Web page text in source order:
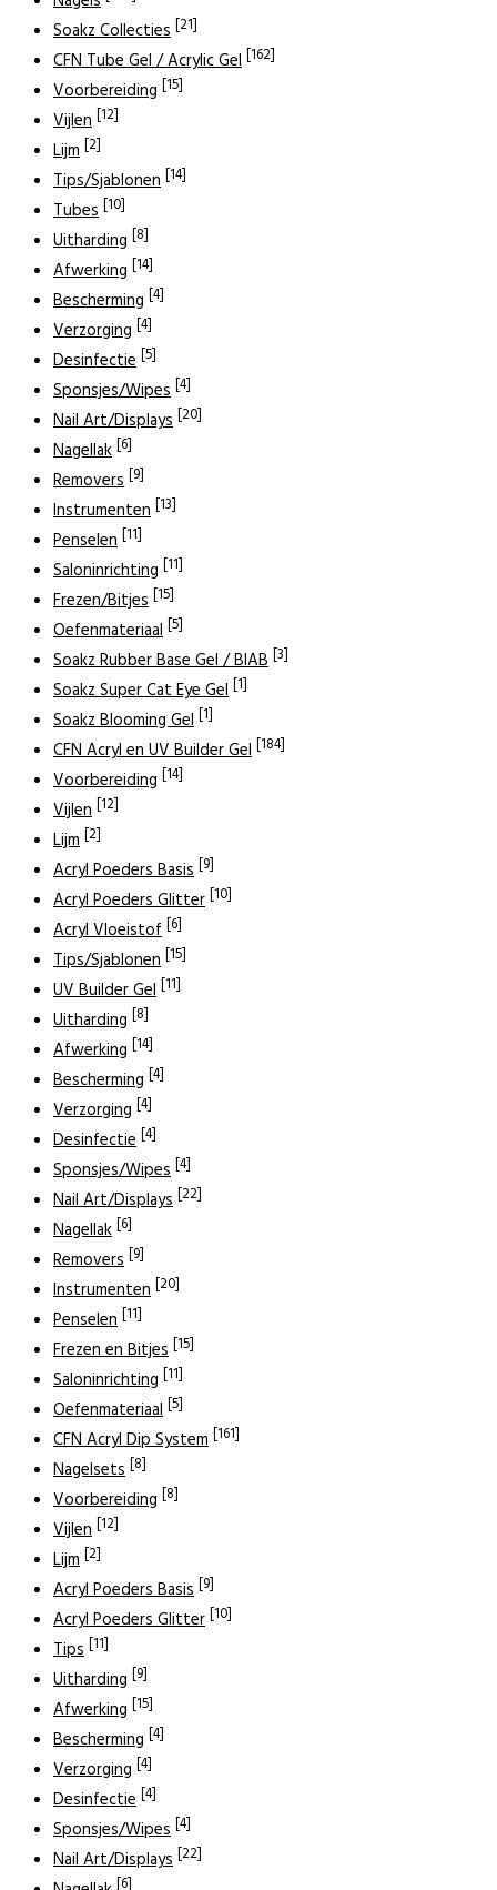
Soakz Collecties [21]
CFN Tube Gel / Acrylic Gel [162]
Voorbereiding [15]
Vijlen [12]
Lijm [2]
Tips/Sjablonen [14]
Tubes [10]
Uitharding [8]
Afwerking [14]
Bescherming [4]
Verzorging [4]
Desinfectie [5]
Sponsjes/Wipes [4]
Nail Art/Displays [20]
Nagellak [6]
Removers [9]
Instrumenten [13]
Penselen [11]
Saloninrichting [11]
Frezen/Bitjes [15]
Oefenmateriaal [5]
Soakz Rubber Base Gel / BIAB [3]
Soakz Super Cat Eye Gel [1]
Soakz Blooming Gel [1]
CFN Acryl en UV Builder Gel [184]
Voorbereiding [14]
Vijlen [12]
Lijm [2]
Acryl Poeders Basis [9]
Acryl Poeders Glitter [10]
Acryl Vloeistof [6]
Tips/Sjablonen [15]
UV Builder Gel [11]
Uitharding [8]
Afwerking [14]
Bescherming [4]
Verzorging [4]
Desinfectie [4]
Sponsjes/Wipes [4]
Nail Art/Displays [22]
Nagellak [6]
Removers [9]
Instrumenten [20]
Penselen [11]
Frezen en Bitjes [15]
Saloninrichting [11]
Oefenmateriaal [5]
CFN Acryl Dip System [161]
Nagelsets [8]
Voorbereiding [8]
Vijlen [12]
Lijm [2]
Acryl Poeders Basis [9]
Acryl Poeders Glitter [10]
Tips [11]
Uitharding [9]
Afwerking [15]
Bescherming [4]
Verzorging [4]
Desinfectie [4]
Sponsjes/Wipes [4]
Nail Art/Displays [22]
[6]